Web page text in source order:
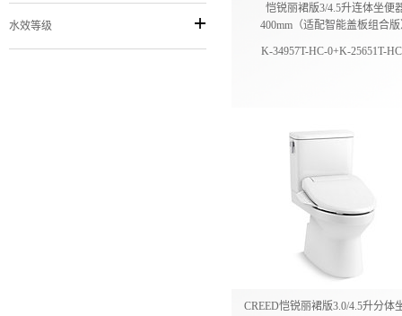
水效等级
恺锐丽裙版3/4.5升连体坐便
400mm（适配智能盖板组合
K-34957T-HC-0+K-25651T-
CREED恺锐丽裙版3.0/4.5升分体